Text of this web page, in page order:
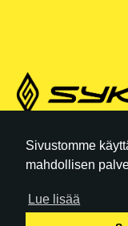
Sivustomme
mahdollisen
Lue lisää
REKISTERISELOSTE
Y-TUNNUS: